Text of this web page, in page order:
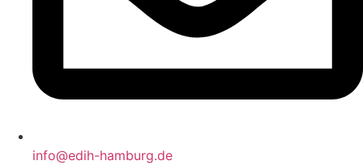
info@edih-hamburg.de